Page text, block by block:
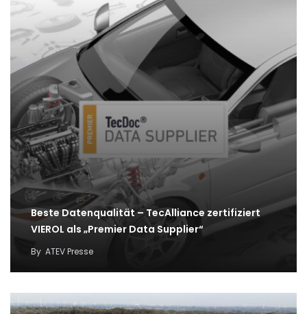
Beste Datenqualität – TecAlliance zertifiziert
VIEROL als „Premier Data Supplier“
By ATEV Presse